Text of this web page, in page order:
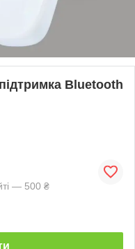
Bluetooth
— 500 ₴